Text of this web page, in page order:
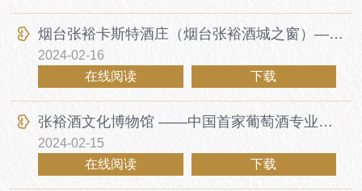
烟台张裕卡斯特酒庄（烟台张裕酒城之窗）—阳光 沙滩 大海 中国酒庄梦开始的地方
2024-02-16
在线阅读
下载
张裕酒文化博物馆 ——中国首家葡萄酒专业博物馆
2024-02-15
在线阅读
下载